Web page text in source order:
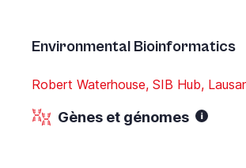
Environmental Bioinformatics
Robert Waterhouse, SIB Hub,
Gènes et génomes